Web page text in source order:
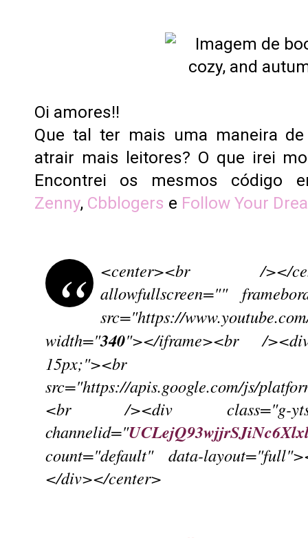
Oi amores!!
Que tal ter mais uma maneira
atrair mais leitores? O que irei
Encontrei os mesmos
Zenny, Cbblogers e Follow Your
<center><br /></
allowfullscreen=""
src="https://
width="340"></iframe><br /
15px;"><br /
src="https://apis.google.com/js/
<br /><div class="g-
channelid="
count="default" data-
</div></center>